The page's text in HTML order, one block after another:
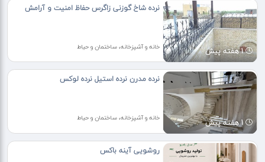
1 هفته پیش
نرده شاخ گوزنی زاگرس حفاظ امنیت و آرامش
خانه و آشپزخانه، ساختمان و حیاط
1 هفته پیش
نرده مدرن نرده استیل نرده لوکس
خانه و آشپزخانه، ساختمان و حیاط
روشویی آینه باکس